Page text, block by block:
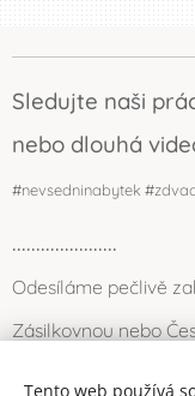
Sledujte naši
nebo dlouhá
#nevsedninabytek
......................
Odesíláme pečlivě
Zásilkovnou nebo
Můžete se také
Tento web používá